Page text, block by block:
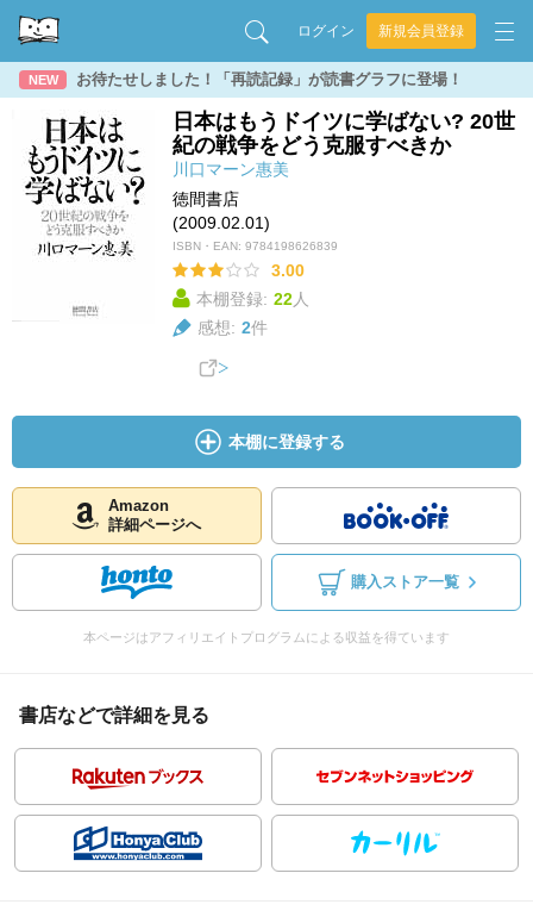
ログイン 新規会員登録
NEW お待たせしました！「再読記録」が読書グラフに登場！
日本はもうドイツに学ばない? 20世
紀の戦争をどう克服すべきか
川口マーン惠美
徳間書店
(2009.02.01)
ISBN・EAN: 9784198626839
3.00
本棚登録: 22人
感想: 2件
本棚に登録する
Amazon
詳細ページへ
購入ストア一覧
本ページはアフィリエイトプログラムによる収益を得ています
書店などで詳細を見る